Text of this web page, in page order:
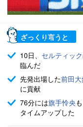
ざっくり言うと
10日、 セルティック
臨んだ
先発出場した前田大
に貢献
76分には旗手怜央
タイムアップした